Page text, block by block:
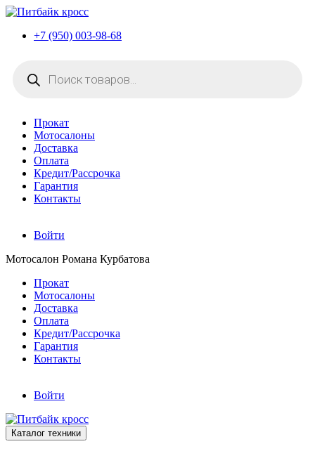
+7 (950) 003-98-68
товаров
Прокат
Мотосалоны
Доставка
Оплата
Кредит/Рассрочка
Гарантия
Контакты
Войти
Мотосалон Романа Курбатова
Прокат
Мотосалоны
Доставка
Оплата
Кредит/Рассрочка
Гарантия
Контакты
Войти
Каталог техники